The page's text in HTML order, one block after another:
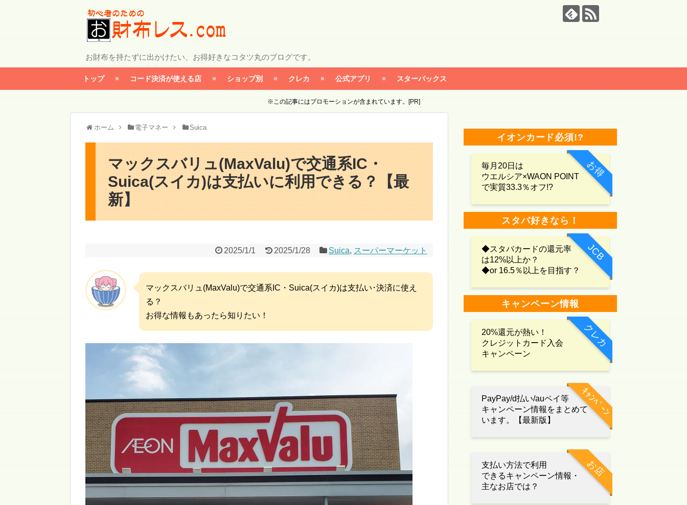
お財布を持たずに出かけたい、お得好きなコタツ丸のブログです。
トップ コード決済が使える店 ショップ別 クレカ 公式アプリ スターバックス
※この記事にはプロモーションが含まれています。[PR]
ホーム 電子マネー Suica
マックスバリュ(MaxValu)で交通系IC・
Suica(スイカ)は支払いに利用できる？【最
新】
2025/1/1 2025/1/28 Suica, スーパーマーケット
マックスバリュ(MaxValu)で交通系IC・Suica(スイカ)は支払い･決済に使え
る？
お得な情報もあったら知りたい！
イオンカード必須!?
お得
毎月20日は
ウエルシア×WAON POINT
で実質33.3％オフ!?
スタバ好きなら！
JCB
◆スタバカードの還元率
は12%以上か？
◆or 16.5％以上を目指す？
キャンペーン情報
クレカ
20%還元が熱い！
クレジットカード入会
キャンペーン
ｷｬﾝﾍﾟｰﾝ
PayPay/d払い/auペイ等
キャンペーン情報をまとめて
います。【最新版】
お店
支払い方法で利用
できるキャンペーン情報・
主なお店では？